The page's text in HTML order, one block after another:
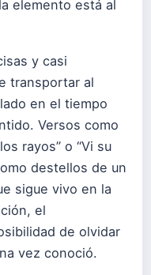
elemento está al
y casi
transportar al
en el tiempo
Versos como
rayos” o “Vi su
destellos de un
sigue vivo en la
el
de olvidar
vez conoció.